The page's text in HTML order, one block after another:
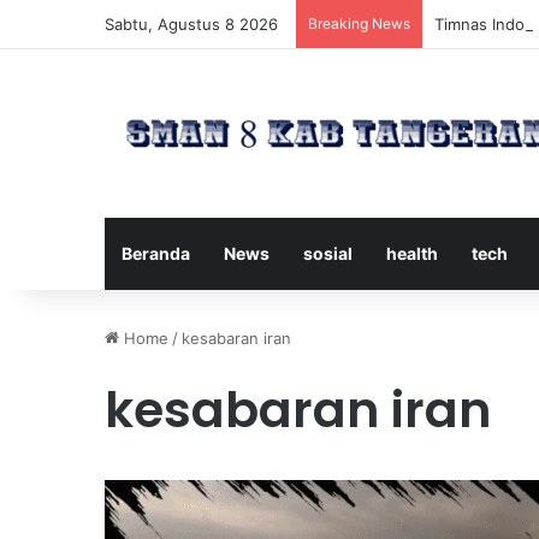
Sabtu, Agustus 8 2026 Breaking News Timnas
Beranda News sosial health tech
Home / kesabaran iran
kesabaran iran